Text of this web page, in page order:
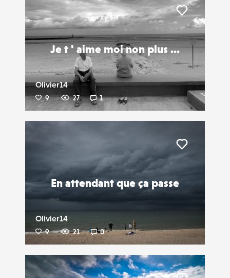
Je t ' aime moi non plus ...
Olivier14
9 27 1
Liker
En attendant que ça passe
Olivier14
9 21 0